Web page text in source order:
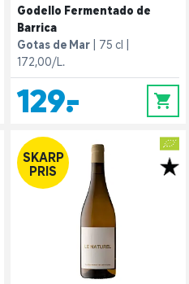
Godello Fermentado de
Barrica
Gotas de Mar
75 cl
172,00/L.
129,- 0
SKARP
PRIS